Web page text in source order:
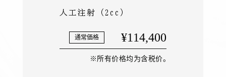
人工注射（2cc）
¥114,400
※所有价格均为含税价。